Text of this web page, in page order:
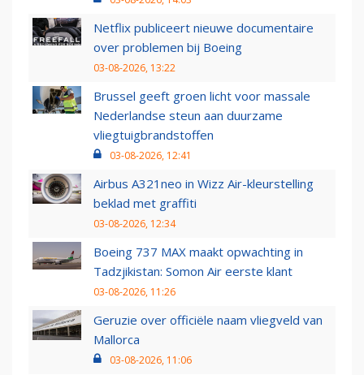
Netflix publiceert nieuwe documentaire
over problemen bij Boeing
03-08-2026, 13:22
Brussel geeft groen licht voor massale
Nederlandse steun aan duurzame
vliegtuigbrandstoffen
03-08-2026, 12:41
Airbus A321neo in Wizz Air-kleurstelling
beklad met graffiti
03-08-2026, 12:34
Boeing 737 MAX maakt opwachting in
Tadzjikistan: Somon Air eerste klant
03-08-2026, 11:26
Geruzie over officiële naam vliegveld van
Mallorca
03-08-2026, 11:06